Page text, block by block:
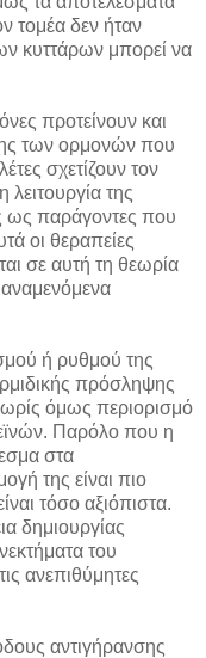
τομέα δεν ήταν
κυττάρων μπορεί να
προτείνουν και
των ορμονών που
σχετίζουν τον
της
ως παράγοντες που
οι θεραπείες
σε αυτή τη θεωρία
ή ρυθμού της
πρόσληψης
όμως περιορισμό
Παρόλο που η
στα
της είναι πιο
τόσο αξιόπιστα.
δημιουργίας
του
ανεπιθύμητες
αντιγήρανσης